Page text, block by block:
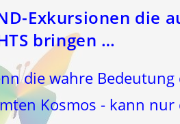
Exkursionen die
bringen …
die wahre Bedeutung
Kosmos - kann nur